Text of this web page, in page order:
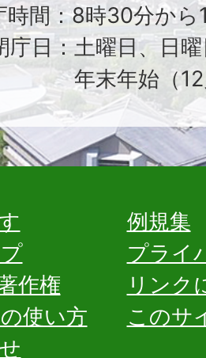
時間：8時30分から
庁日：土曜日、日
年末年始（
例規集
プライ
作権
リンク
使い方
このサ